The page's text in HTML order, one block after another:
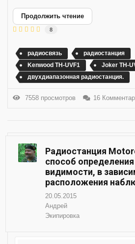
Продолжить чтение
8
радиосвязь
радиостанция
Kenwood TH-UVF1
Joker TH-
двухдиапазонная радиостанция.
7558 просмотров 16
Радиостанция
способ
видимости, в
расположения
20.05.2015
Андрей
Экипировка